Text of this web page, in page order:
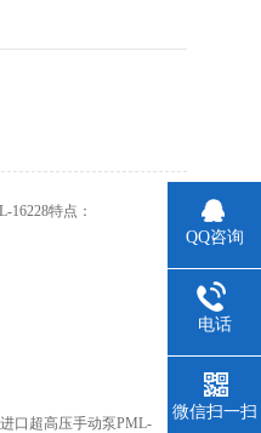
特点：
口超高压手动泵PML-
QQ咨询
电话
微信扫一扫